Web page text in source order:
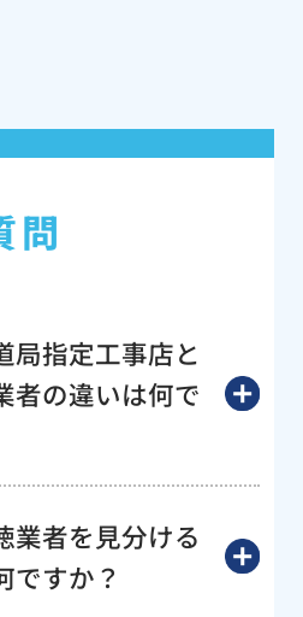
問
局指定工事店と
者の違いは何で
業者を見分ける
ですか？